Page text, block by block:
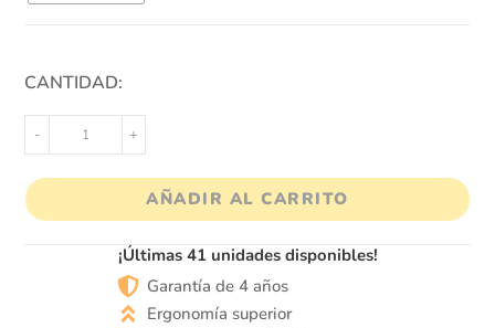
CANTIDAD:
- +
AÑADIR AL CARRITO
¡Últimas 41 unidades disponibles!
Garantía de 4 años
Ergonomía superior